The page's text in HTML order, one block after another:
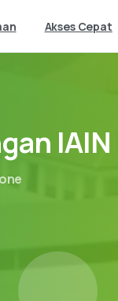
Akses Cepat
IAIN